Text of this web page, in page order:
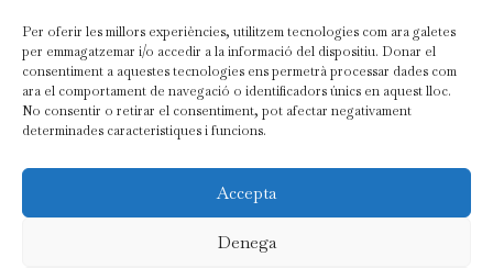
Per oferir les millors experiències, utilitzem tecnologies com ara galetes
per emmagatzemar i/o accedir a la informació del dispositiu. Donar el
consentiment a aquestes tecnologies ens permetrà processar dades com
ara el comportament de navegació o identificadors únics en aquest lloc.
No consentir o retirar el consentiment, pot afectar negativament
determinades característiques i funcions.
Accepta
Denega
Política de privacidad
Política de cookies
Condiciones de contratación
Mas Ardèvol
reservados